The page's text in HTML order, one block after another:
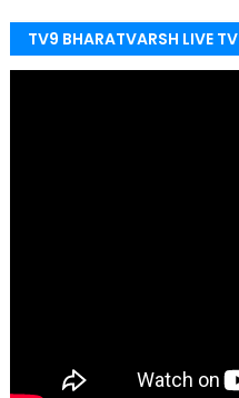
TV9 BHARATVARSH LIVE TV